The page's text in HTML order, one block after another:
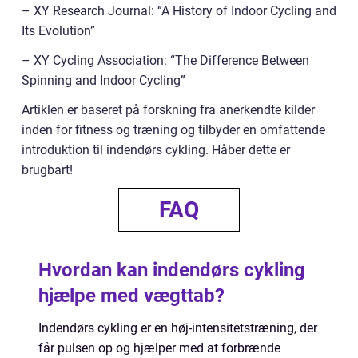
– XY Research Journal: “A History of Indoor Cycling and
Its Evolution”
– XY Cycling Association: “The Difference Between
Spinning and Indoor Cycling”
Artiklen er baseret på forskning fra anerkendte kilder
inden for fitness og træning og tilbyder en omfattende
introduktion til indendørs cykling. Håber dette er
brugbart!
FAQ
Hvordan kan indendørs cykling
hjælpe med vægttab?
Indendørs cykling er en høj-intensitetstræning, der
får pulsen op og hjælper med at forbrænde